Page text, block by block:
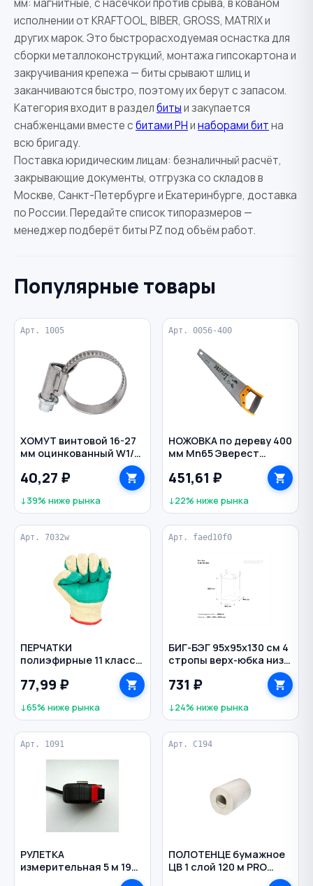
мм: магнитные, с насечкой против срыва, в кованом
исполнении от KRAFTOOL, BIBER, GROSS, MATRIX и
других марок. Это быстрорасходуемая оснастка для
сборки металлоконструкций, монтажа гипсокартона и
закручивания крепежа — биты срывают шлиц и
заканчиваются быстро, поэтому их берут с запасом.
Категория входит в разделбитыи закупается
снабженцами вместе сбитами PHинаборами битна
всю бригаду.
Поставка юридическим лицам: безналичный расчёт,
закрывающие документы, отгрузка со складов в
Москве, Санкт-Петербурге и Екатеринбурге, доставка
по России. Передайте список типоразмеров —
менеджер подберёт биты PZ под объём работ.
Популярные товары
Арт. 1005
ХОМУТ винтовой 16-27
мм оцинкованный W1/9
40,27 ₽
↓39% ниже рынка
Арт. 0056-400
НОЖОВКА по дереву 400
мм Mn65 Эверест
451,61 ₽
↓22% ниже рынка
Арт. 7032w
ПЕРЧАТКИ
полиэфирные 11 класс
рифленое латексное
покрытие р. XL цв.
77,99 ₽
↓65% ниже рынка
Арт. faed10f0
БИГ-БЭГ 95х95х130 см 4
стропы верх-юбка низ-
731 ₽
↓24% ниже рынка
Арт. 1091
РУЛЕТКА
измерительная 5 м 19
Арт. С194
ПОЛОТЕНЦЕ бумажное
ЦВ 1 слой 120 м PRO